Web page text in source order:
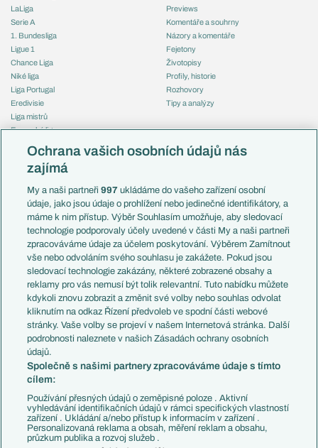
LaLiga
Serie A
1. Bundesliga
Ligue 1
Chance Liga
Niké liga
Liga Portugal
Eredivisie
Liga mistrů
Evropská liga
Mistrovství světa
Liga národů
Témata
Představení týmů MS
EuroSkauting
PL v kostce
Evropské koeficienty
Přestupy
Přestupové spekulace
Zranění
Kluby
Arsenal FC
Chelsea FC
Manchester United
AC Milán
Juventus FC
Bayern Mnichov
FC Barcelona
Real Madrid
Previews
Komentáře a souhrny
Názory a komentáře
Fejetony
Životopisy
Profily, historie
Rozhovory
Tipy a analýzy
Česko
Francie
Itálie
Německo
Španělsko
Argentina
Brazílie
Přestupy
Zápasy
Livescore
Tipovací soutěž
Ochrana vašich osobních údajů nás
zajímá
My a naši partneři997 ukládáme do vašeho zařízení osobní
údaje, jako jsou údaje o prohlížení nebo jedinečné identifikátory, a
máme k nim přístup. Výběr Souhlasím umožňuje, aby sledovací
technologie podporovaly účely uvedené v části My a naši partneři
zpracováváme údaje za účelem poskytování. Výběrem Zamítnout
vše nebo odvoláním svého souhlasu je zakážete. Pokud jsou
sledovací technologie zakázány, některé zobrazené obsahy a
reklamy pro vás nemusí být tolik relevantní. Tuto nabídku můžete
kdykoli znovu zobrazit a změnit své volby nebo souhlas odvolat
kliknutím na odkaz Řízení předvoleb ve spodní části webové
stránky. Vaše volby se projeví v našem Internetová stránka. Další
podrobnosti naleznete v našich Zásadách ochrany osobních
údajů.
Společně s našimi partnery zpracováváme údaje s tímto
cílem:
Používání přesných údajů o zeměpisné poloze . Aktivní
vyhledávání identifikačních údajů v rámci specifických vlastností
zařízení . Ukládání a/nebo přístup k informacím v zařízení .
Personalizovaná reklama a obsah, měření reklam a obsahu,
průzkum publika a rozvoj služeb .